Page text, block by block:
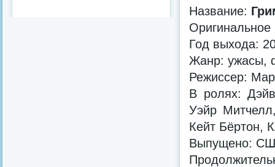
Название:
Год выхода:
Жанр: ужасы,
Режиссер:
В ролях:
Уэйр
Кейт Бёртон,
Выпущено: